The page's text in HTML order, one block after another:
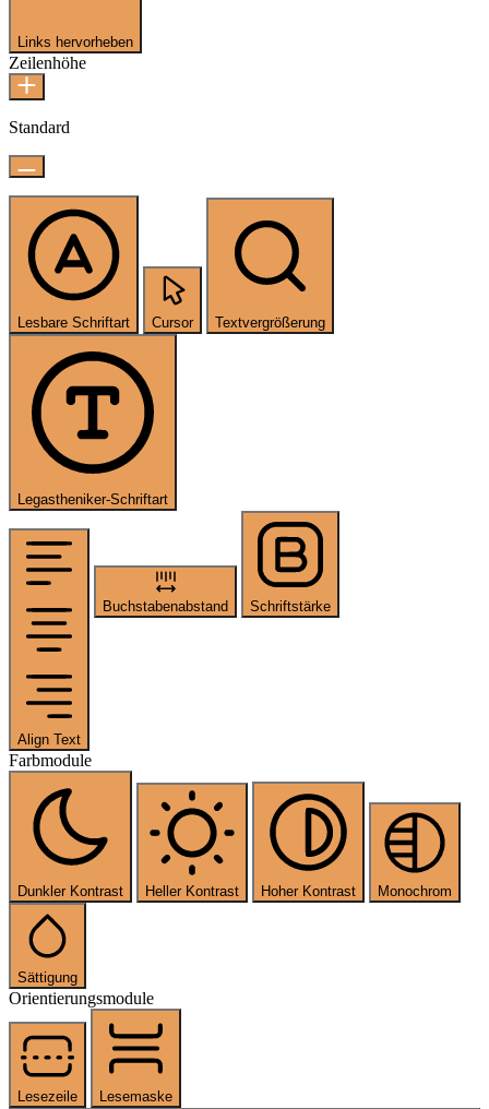
Links hervorheben
Zeilenhöhe
Standard
Lesbare Schriftart Cursor Textvergrößerung
Legastheniker-Schriftart
Align Text
Buchstabenabstand Schriftstärke
Farbmodule
Dunkler Kontrast Heller Kontrast Hoher Kontrast Monochrom
Sättigung
Orientierungsmodule
Lesezeile
Lesemaske